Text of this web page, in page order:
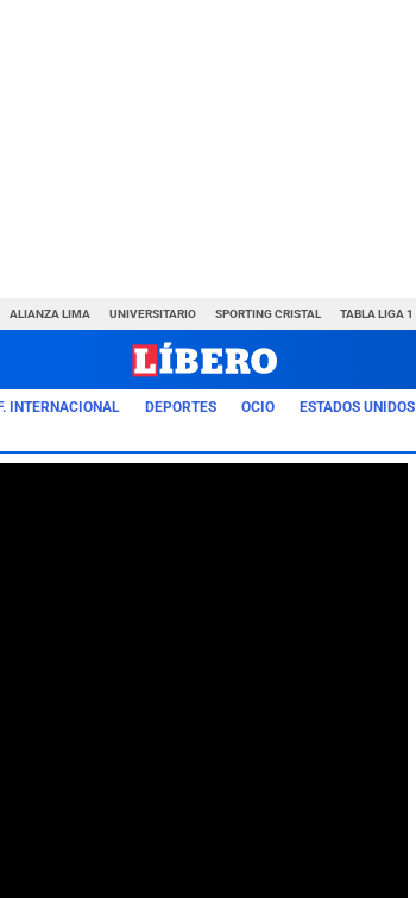
ALIANZA LIMA UNIVERSITARIO SPORTING CRISTAL TABLA LIGA 1
F. INTERNACIONAL DEPORTES OCIO ESTADOS UNIDOS